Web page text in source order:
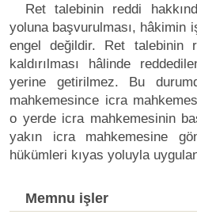
Ret talebinin reddi
yoluna başvurulması, hâkimin
engel değildir. Ret talebinin
kaldırılması hâlinde
yerine getirilmez. Bu
mahkemesince icra
o yerde icra mahkemesinin
yakın icra mahkemesine
hükümleri kıyas yoluyla
Memnu işler